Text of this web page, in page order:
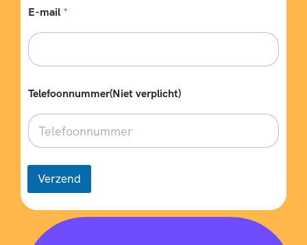
E-mail *
Telefoonnummer(Niet verplicht)
Verzend